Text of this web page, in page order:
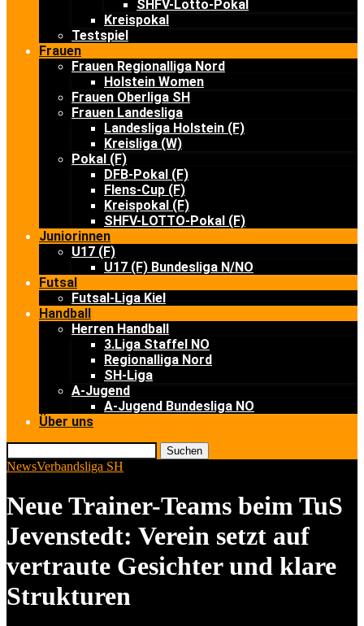
SHFV-Lotto-Pokal
Kreispokal
Testspiel
Frauen
Frauen Regionalliga Nord
Holstein Women
Frauen Oberliga SH
Frauen Landesliga
Landesliga Holstein (F)
Kreisliga (W)
Pokal (F)
DFB-Pokal (F)
Flens-Cup (F)
Kreispokal (F)
SHFV-LOTTO-Pokal (F)
Juniorinnen
U17 (F)
U17 (F) Bundesliga N/NO
Futsal
Futsal-Liga Kiel
Handball
Herren Handball
3.Liga Staffel NO
Regionalliga Nord
SH-Liga
A-Jugend
A-Jugend Bundesliga NO
Über uns
Suchen
NewsVerbandsliga SH
Neue Trainer-Teams beim TuS
Jevenstedt: Verein setzt auf
vertraute Gesichter und klare
Strukturen